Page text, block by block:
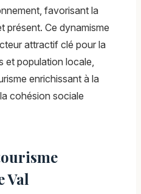
favorisant la
présent. Ce dynamisme
attractif clé pour la
et population locale,
enrichissant à la
cohésion sociale
Val